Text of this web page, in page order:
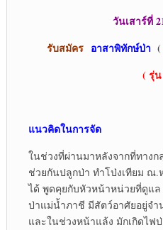
วันเสาร์ที่
รับสมัคร อาสาพิทักษ์ป่า (
( รุ่
แนวคิดในการจัด
ในช่วงที่ผ่านมาหลังจากที่ทาง
ช่วยกันปลูกป่า ทำโป่งเทียม ณ
ได้ พูดคุยกับหัวหน้าหน่วยที่ดูแ
ป่าแม่น้ำภาชี มีสัตว์อาศัยอยู่จำ
และในช่วงหน้าแล้ง มักเกิดไฟ